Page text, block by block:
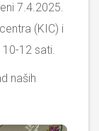
7.4.2025.
(KIC) i
12 sati.
naših